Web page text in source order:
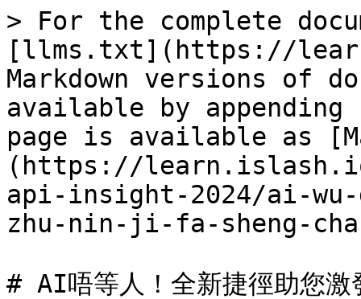
> For the complete
[llms.txt](https://
Markdown versions of
available by
page is available as
(https://
api-insight-2024/ai-
zhu-nin-ji-fa-sheng-
# AI唔等人！全新捷徑助您激